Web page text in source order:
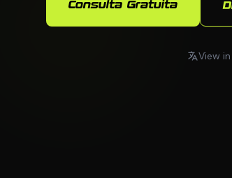
Consulta Gratuita
View